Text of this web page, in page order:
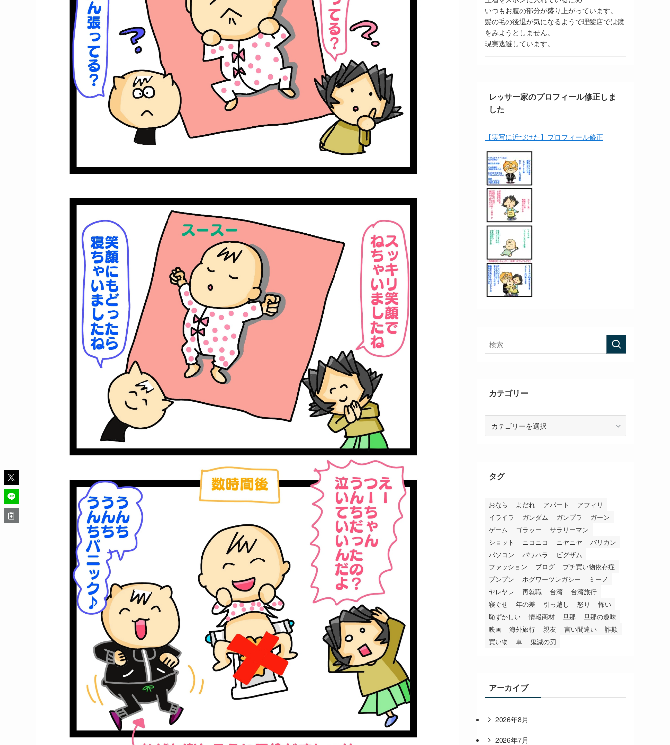
いつもお腹の部分が盛り上がっています。
髪の毛の後退が気になるようで理髪店では鏡
をみようとしません。
現実逃避しています。
レッサー家のプロフィール修正しま
した
【実写に近づけた】プロフィール修正
カテゴリー
タグ
おなら よだれ アパート
アフィリ
イライラ
ガンダム ガンプラ
ガーン
ゲーム
ゴラッー
サラリーマン
ショット
ニコニコ ニヤニヤ
バリカン
パソコン
パワハラ
ビグザム
ファッション
ブログ
プチ買い物依存症
プンプン
ホグワーツレガシー
ミーノ
ヤレヤレ
再就職 台湾
台湾旅行
寝ぐせ
年の差 引っ越し 怒り
怖い
恥ずかしい
情報商材 旦那
旦那の趣味
映画
海外旅行 親友 言い間違い
詐欺
買い物
車 鬼滅の刃
アーカイブ
2026年8月
2026年7月